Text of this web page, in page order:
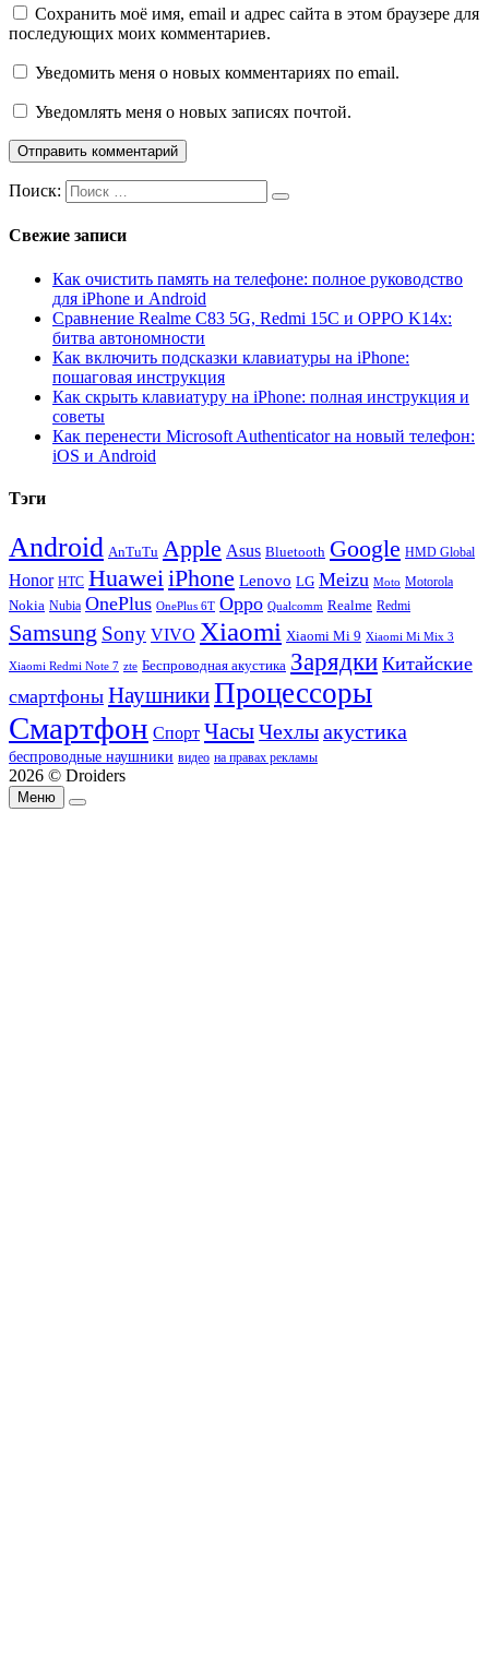
Сохранить моё имя, email и адрес сайта в этом браузере для
последующих моих комментариев.
Уведомить меня о новых комментариях по email.
Уведомлять меня о новых записях почтой.
Поиск:
Свежие записи
Как очистить память на телефоне: полное руководство
для iPhone и Android
Сравнение Realme C83 5G, Redmi 15C и OPPO K14x:
битва автономности
Как включить подсказки клавиатуры на iPhone:
пошаговая инструкция
Как скрыть клавиатуру на iPhone: полная инструкция и
советы
Как перенести Microsoft Authenticator на новый телефон:
iOS и Android
Тэги
Android AnTuTu Apple Asus Bluetooth Google HMD Global
Honor HTC HuaweiiPhone Lenovo LG Meizu Moto Motorola
Nokia Nubia OnePlus OnePlus 6T Oppo Qualcomm Realme Redmi
Samsung Sony VIVO Xiaomi Xiaomi Mi 9 Xiaomi Mi Mix 3
Xiaomi Redmi Note 7 zte Беспроводная акустика Зарядки Китайские
смартфоны НаушникиПроцессоры
Смартфон Спорт ЧасыЧехлыакустика
беспроводные наушники видео на правах рекламы
2026 © Droiders
Меню